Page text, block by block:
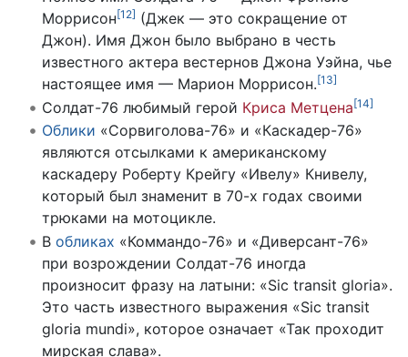
Моррисон[12] (Джек — это сокращение от
Джон). Имя Джон было выбрано в честь
известного актера вестернов Джона Уэйна, чье
настоящее имя — Марион Моррисон.[13]
Солдат-76 любимый герой Криса Метцена[14]
Облики «Сорвиголова-76» и «Каскадер-76»
являются отсылками к американскому
каскадеру Роберту Крейгу «Ивелу» Книвелу,
который был знаменит в 70-х годах своими
трюками на мотоцикле.
В обликах «Коммандо-76» и «Диверсант-76»
при возрождении Солдат-76 иногда
произносит фразу на латыни: «Sic transit gloria».
Это часть известного выражения «Sic transit
gloria mundi», которое означает «Так проходит
мирская слава».